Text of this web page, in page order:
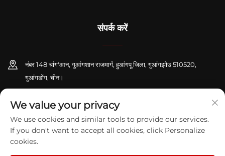
संपर्क करें
नंबर 148 चांग'आन, गुआंगशान राजमार्ग, हुआंगपू जिला, गुआंगझोउ 510520,
गुआंगडोंग, चीन।
+86-13416189912
[email protected]
We value your privacy
We use cookies and similar tools to provide our services.
If you don't want to accept all cookies, click Personalize
cookies.